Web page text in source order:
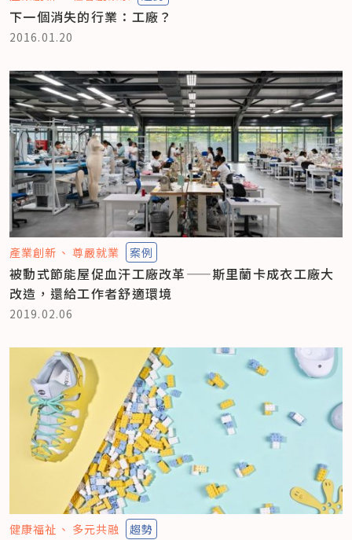
下一個消失的行業：工廠？
2016.01.20
產業創新 尊嚴就業 案例
被動式節能屋促血汗工廠改革——斯里蘭卡成衣工廠大
改造，還給工作者舒適環境
2019.02.06
健康福祉 多元共融 趨勢